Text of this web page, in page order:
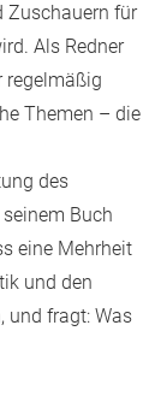
Zuschauern für
Als Redner
regelmäßig
Themen – die
des
Buch
eine Mehrheit
und den
und fragt: Was